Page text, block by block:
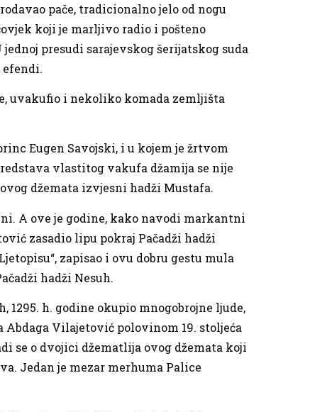
pače, tradicionalno jelo od nogu
koji je marljivo radio i pošteno
presudi sarajevskog šerijatskog suda
efendi.
uvakufio i nekoliko komada zemljišta
Eugen Savojski, i u kojem je žrtvom
vlastitog vakufa džamija se nije
džemata izvjesni hadži Mustafa.
A ove je godine, kako navodi markantni
zasadio lipu pokraj Pačadži hadži
zapisao i ovu dobru gestu mula
hadži Nesuh.
h. godine okupio mnogobrojne ljude,
Vilajetović polovinom 19. stoljeća
se o dvojici džematlija ovog džemata koji
Jedan je mezar merhuma Palice